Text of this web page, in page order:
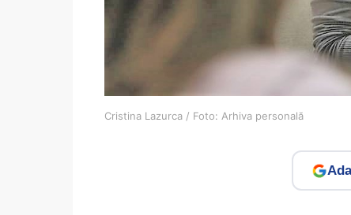
Cristina Lazurca / Foto: Arhiva personală